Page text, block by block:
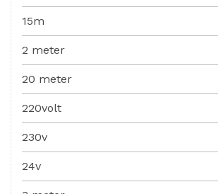
15m
2 meter
20 meter
220volt
230v
24v